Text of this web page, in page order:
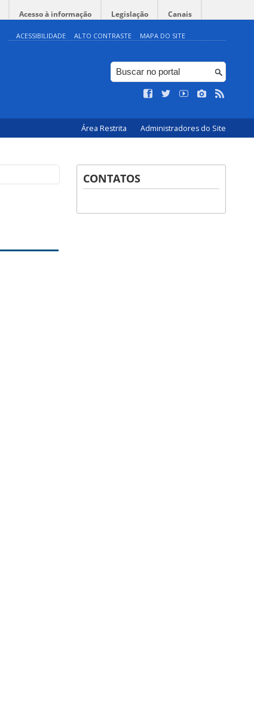
Acesso à informação Legislação Canais
ACESSIBILIDADE ALTO CONTRASTE MAPA DO SITE
Área Restrita Administradores do Site
CONTATOS